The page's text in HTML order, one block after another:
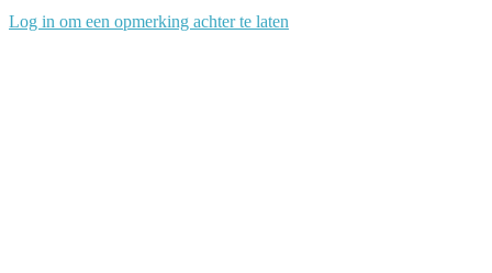
Log in om een opmerking achter te laten